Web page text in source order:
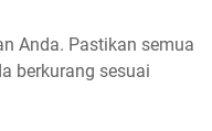
Anda. Pastikan semua
berkurang sesuai